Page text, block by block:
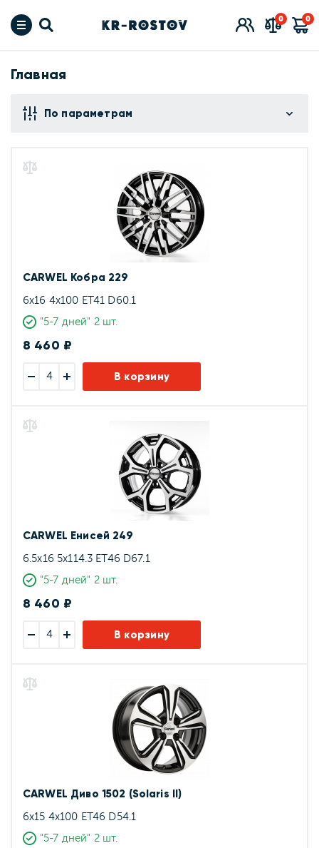
0 0
Главная
По параметрам
CARWEL Кобра 229
6x16 4x100 ET41 D60.1
"5-7 дней" 2 шт.
8 460 ₽
В корзину
CARWEL Енисей 249
6.5x16 5x114.3 ET46 D67.1
"5-7 дней" 2 шт.
8 460 ₽
В корзину
CARWEL Диво 1502 (Solaris II)
6x15 4x100 ET46 D54.1
"5-7 дней" 2 шт.